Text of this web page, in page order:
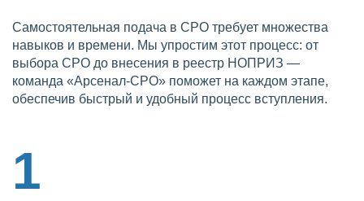
Самостоятельная подача в СРО требует множества
навыков и времени. Мы упростим этот процесс: от
выбора СРО до внесения в реестр НОПРИЗ —
команда «Арсенал-СРО» поможет на каждом этапе,
обеспечив быстрый и удобный процесс вступления.
1